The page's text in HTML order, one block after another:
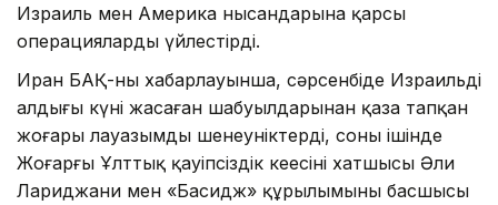
Израиль мен Америка нысандарына қарсы
операцияларды үйлестірді.
Иран БАҚ-ның хабарлауынша, сәрсенбіде Израильдің
алдыңғы күні жасаған шабуылдарынан қаза тапқан
жоғары лауазымды шенеуніктерді, соның ішінде
Жоғарғы Ұлттық қауіпсіздік кеңесінің хатшысы Әли
Лариджани мен «Басидж» құрылымының басшысы